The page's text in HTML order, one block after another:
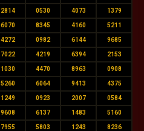
2814 0530 4073 1379
6070 8345 4160 5211
4272 0982 6144 9685
7022 4219 6394 2153
1030 4470 8963 0908
5260 6064 9413 4375
1249 0923 2007 0584
9608 6137 1483 5160
7955 5803 1243 8236